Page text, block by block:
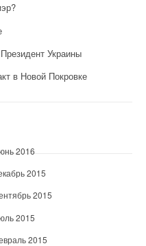
Украины
в Новой Покровке
2016
2015
2015
2015
2015